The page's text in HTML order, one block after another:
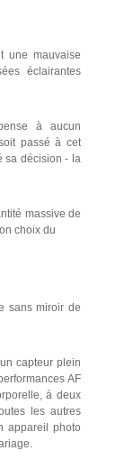
une mauvaise
éclairantes
à aucun
passé à cet
sa décision - la
massive de
choix du
sans miroir de
capteur plein
AF
à deux
les autres
appareil photo